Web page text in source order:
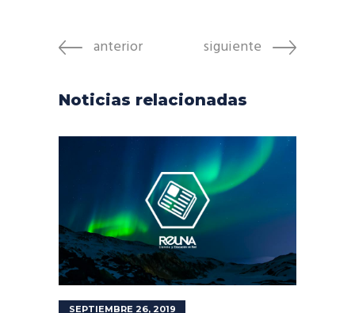
anterior siguiente
Noticias relacionadas
SEPTIEMBRE 26, 2019